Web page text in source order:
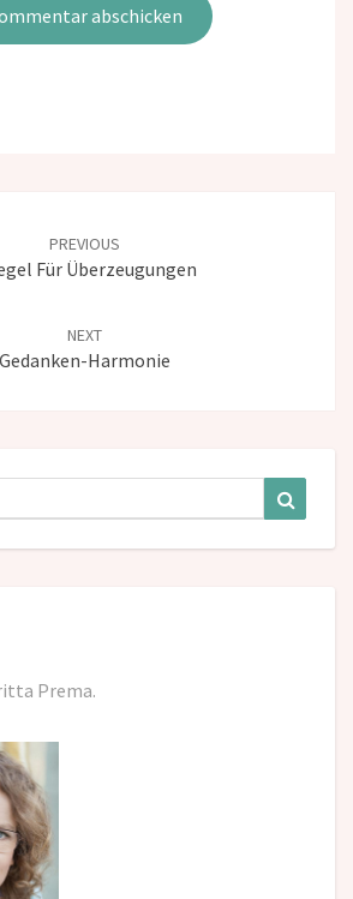
PREVIOUS
Für Überzeugungen
NEXT
Gedanken-Harmonie
Prema.